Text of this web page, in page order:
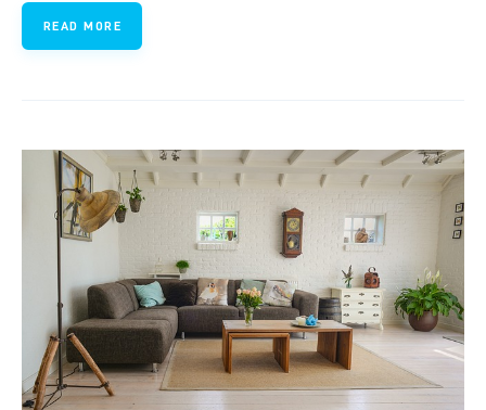
READ MORE